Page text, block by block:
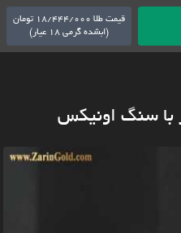
قیمت طلا 18/444/000 تومان
(ابشده گرمی 18 عیار)
با سنگ اونیکس